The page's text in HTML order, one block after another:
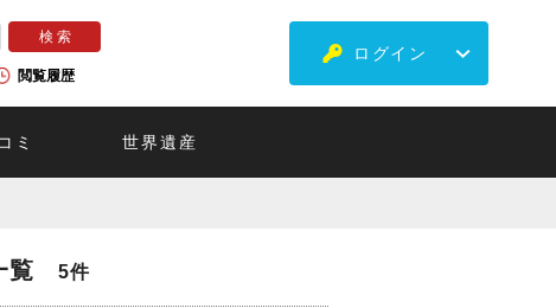
閲覧履歴
ログイン
ミ 世界遺産
覧 5件